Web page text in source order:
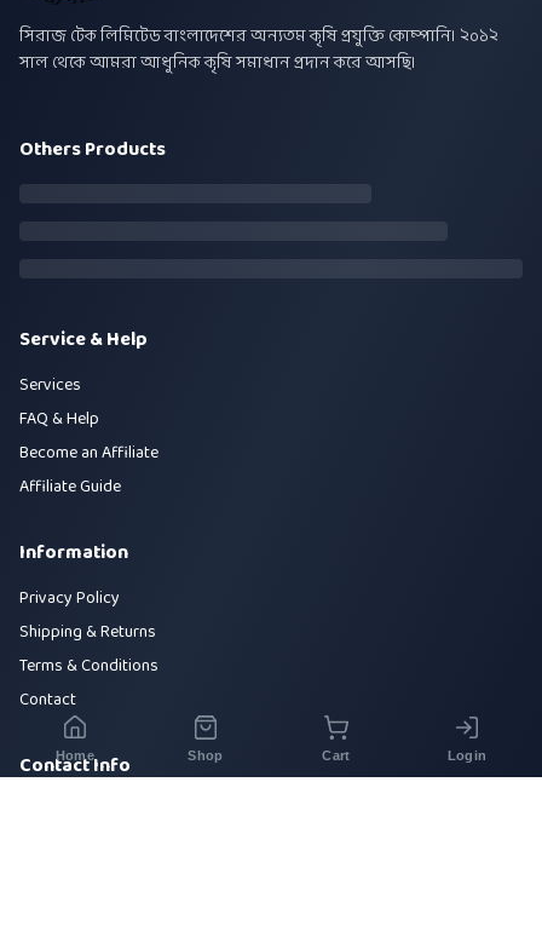
সিরাজ টেক লিমিটেড বাংলাদেশের অন্যতম কৃষি প্রযুক্তি কোম্পানি। ২০১২
সাল থেকে আমরা আধুনিক কৃষি সমাধান প্রদান করে আসছি।
Others Products
Service & Help
Services
FAQ & Help
Become an Affiliate
Affiliate Guide
Information
Privacy Policy
Shipping & Returns
Terms & Conditions
Contact
Contact Info
Home Shop Cart Login